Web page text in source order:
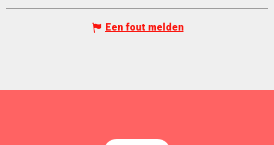
Een fout melden